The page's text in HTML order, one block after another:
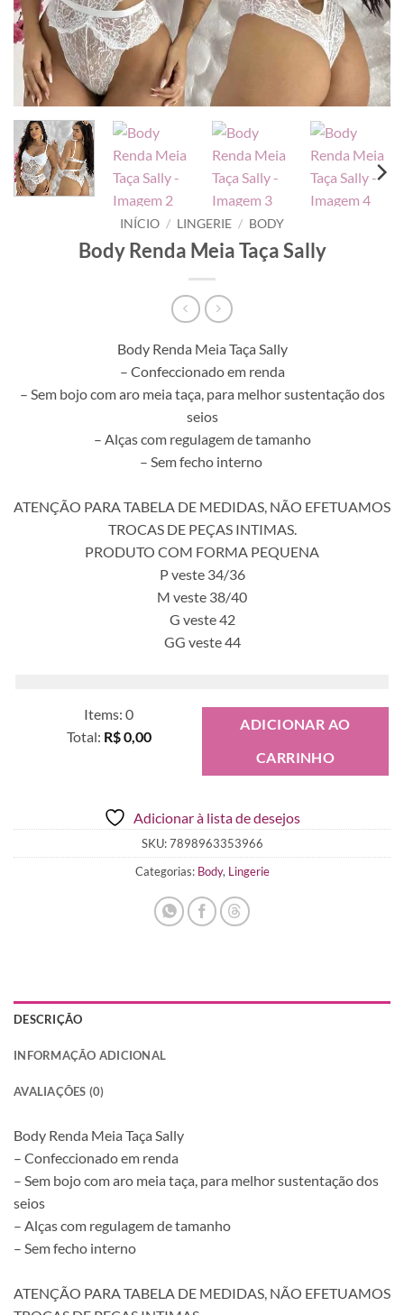
INÍCIO / LINGERIE / BODY
Body Renda Meia Taça Sally
Body Renda Meia Taça Sally
– Confeccionado em renda
– Sem bojo com aro meia taça, para melhor sustentação dos
seios
– Alças com regulagem de tamanho
– Sem fecho interno
ATENÇÃO PARA TABELA DE MEDIDAS, NÃO EFETUAMOS
TROCAS DE PEÇAS INTIMAS.
PRODUTO COM FORMA PEQUENA
P veste 34/36
M veste 38/40
G veste 42
GG veste 44
Items: 0
Total: R$ 0,00
R$ 0,00
ADICIONAR AO
CARRINHO
Adicionar à lista de desejos
SKU:7898963353966
Categorias: Body, Lingerie
DESCRIÇÃO
INFORMAÇÃO ADICIONAL
AVALIAÇÕES (0)
Body Renda Meia Taça Sally
– Confeccionado em renda
– Sem bojo com aro meia taça, para melhor sustentação dos
seios
– Alças com regulagem de tamanho
– Sem fecho interno
ATENÇÃO PARA TABELA DE MEDIDAS, NÃO EFETUAMOS